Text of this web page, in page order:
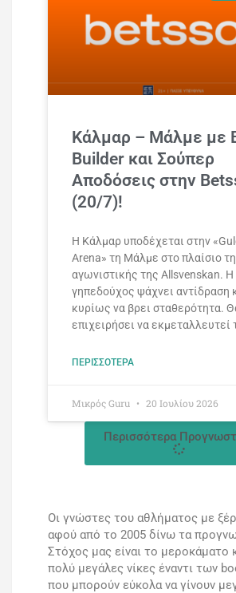
Κάλμαρ – Μάλμε με
Builder και Σούπερ
Αποδόσεις στην
(20/7)!
Η Κάλμαρ υποδέχεται στην
Arena» τη Μάλμε στο πλαίσιο
αγωνιστικής της Allsvenskan. Η
γηπεδούχος ψάχνει αντίδραση
κυρίως να βρει σταθερότητα.
επιχειρήσει να εκμεταλλευτεί
ΠΕΡΙΣΣΌΤΕΡΑ
Mικρός Guru 20 Ιουλίου 2026
Περισσότερα
Οι γνώστες του αθλήματος με
αφού από το 2005 δίνω τα
Στόχος μας είναι το μεροκάματο
πολύ μεγάλες νίκες έναντι των
που μπορούν εύκολα να γίνουν